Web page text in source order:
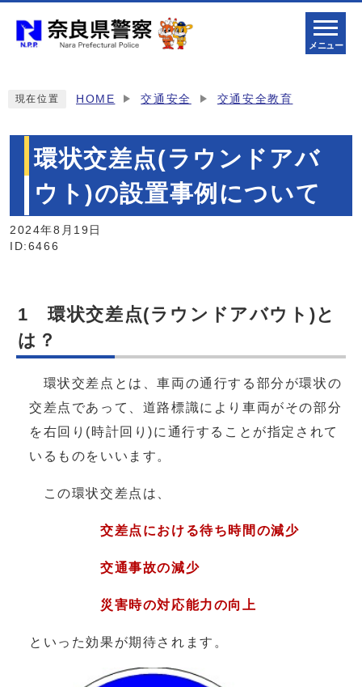
メニュー
現在位置 HOME 交通安全 交通安全教育
環状交差点(ラウンドアバ
ウト)の設置事例について
2024年8月19日
ID:6466
1 環状交差点(ラウンドアバウト)と
は？
環状交差点とは、車両の通行する部分が環状の
交差点であって、道路標識により車両がその部分
を右回り(時計回り)に通行することが指定されて
いるものをいいます。
この環状交差点は、
交差点における待ち時間の減少
交通事故の減少
災害時の対応能力の向上
といった効果が期待されます。